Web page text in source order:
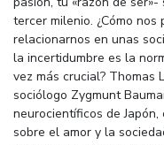
tercer milenio. ¿Cómo
relacionarnos en unas
la incertidumbre es la
vez más crucial? Thomas
sociólogo Zygmunt
neurocientíficos de
sobre el amor y la